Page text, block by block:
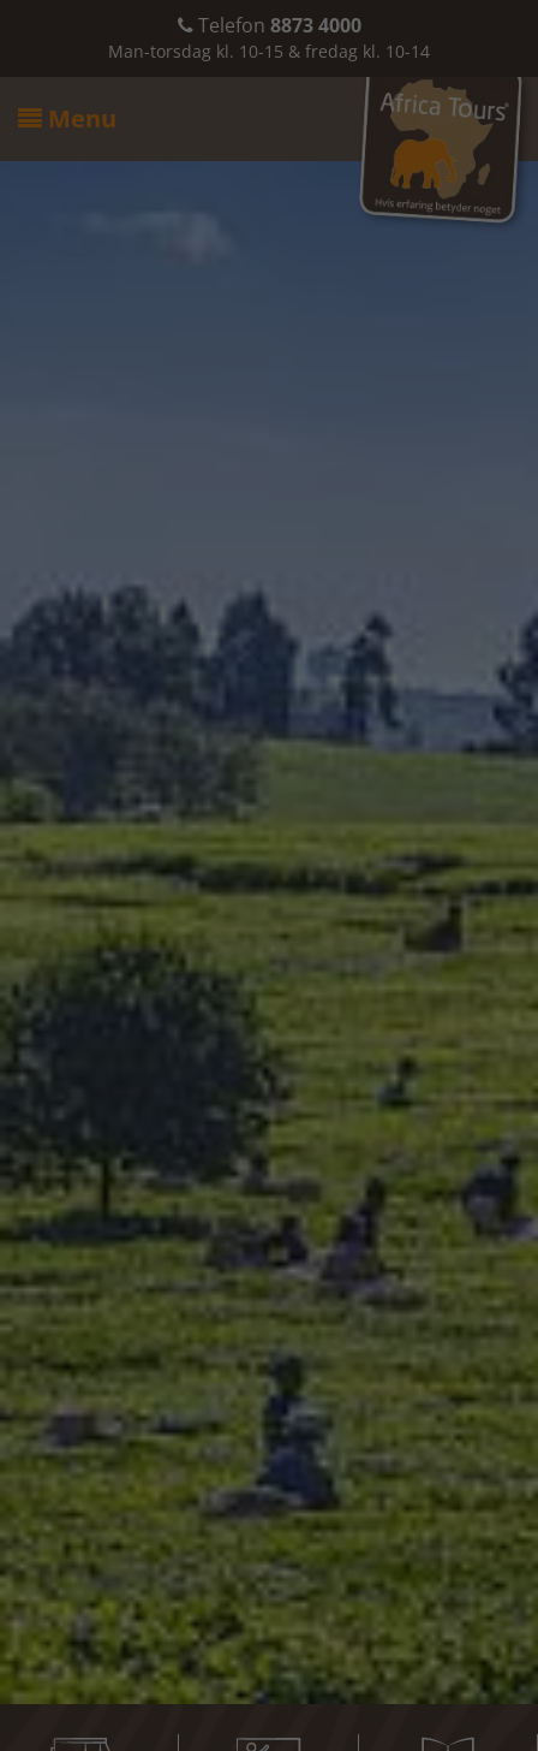
Telefon 8873 4000
Man-torsdag kl. 10-15 & fredag kl. 10-14
 Menu